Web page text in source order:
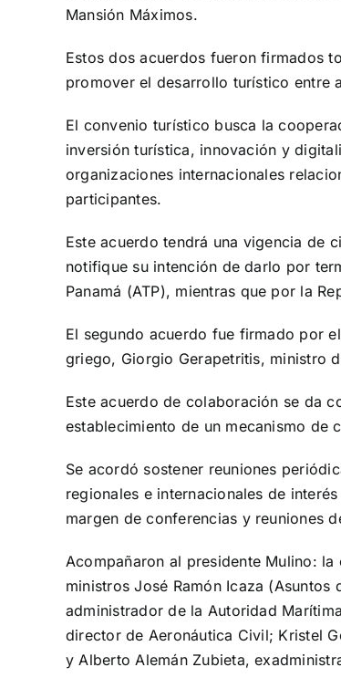
Mansión Máximos.
Estos dos acuerdos fueron firmados
promover el desarrollo turístico entre
El convenio turístico busca la
inversión turística, innovación y
organizaciones internacionales
participantes.
Este acuerdo tendrá una vigencia de
notifique su intención de darlo por
Panamá (ATP), mientras que por la
El segundo acuerdo fue firmado por
griego, Giorgio Gerapetritis, ministro
Este acuerdo de colaboración se da
establecimiento de un mecanismo de
Se acordó sostener reuniones
regionales e internacionales de
margen de conferencias y reuniones
Acompañaron al presidente Mulino:
ministros José Ramón Icaza
administrador de la Autoridad
director de Aeronáutica Civil; Kristel
y Alberto Alemán Zubieta,